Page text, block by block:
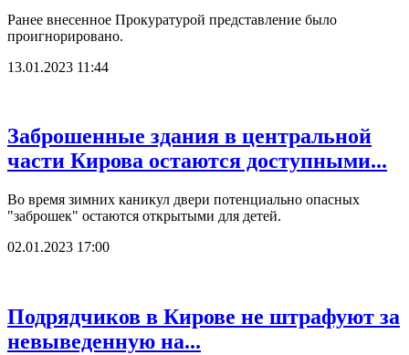
Ранее внесенное Прокуратурой представление было
проигнорировано.
13.01.2023 11:44
Заброшенные здания в центральной
части Кирова остаются доступными...
Во время зимних каникул двери потенциально опасных
"заброшек" остаются открытыми для детей.
02.01.2023 17:00
Подрядчиков в Кирове не штрафуют за
невыведенную на...